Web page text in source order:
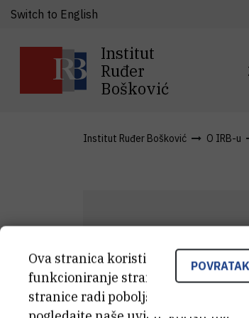
Institut
Ruđer
Bošković
Switch to English
Institut Ruđer Bošković O IRB-u
BPOVRATAK
Ova stranica koristi kolačiće. Neki
funkcioniranje stranice, dok se
stranice radi poboljšanja